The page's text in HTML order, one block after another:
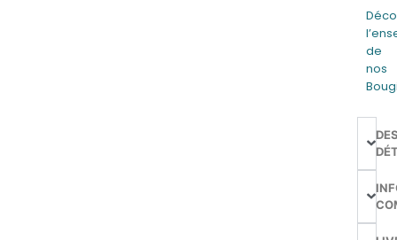
de
nos